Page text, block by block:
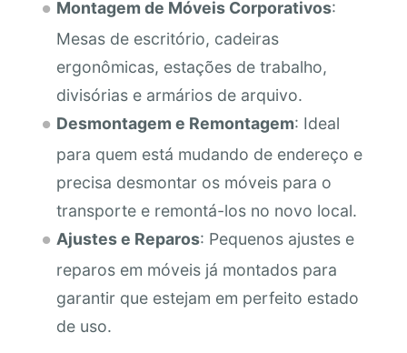
Montagem de Móveis Corporativos:
Mesas de escritório, cadeiras
ergonômicas, estações de trabalho,
divisórias e armários de arquivo.
Desmontagem e Remontagem: Ideal
para quem está mudando de endereço e
precisa desmontar os móveis para o
transporte e remontá-los no novo local.
Ajustes e Reparos: Pequenos ajustes e
reparos em móveis já montados para
garantir que estejam em perfeito estado
de uso.